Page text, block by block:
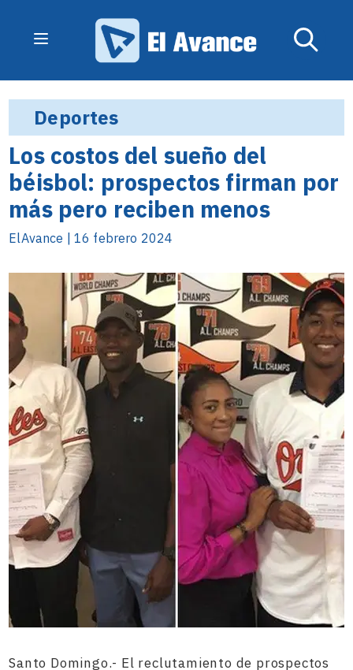
Deportes
Los costos del sueño del
béisbol: prospectos firman por
más pero reciben menos
ElAvance | 16 febrero 2024
Santo Domingo.- El reclutamiento de prospectos